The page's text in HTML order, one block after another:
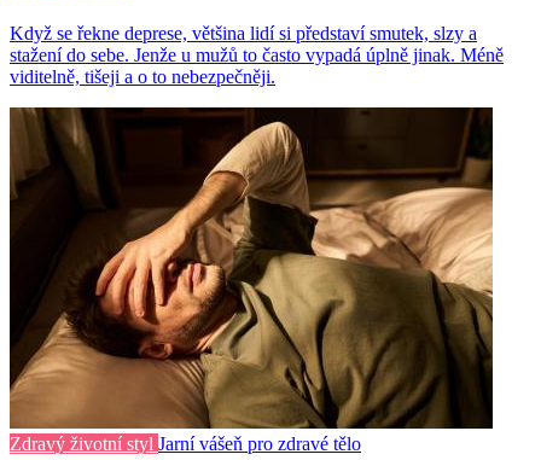
Když se řekne deprese, většina lidí si představí smutek, slzy a
stažení do sebe. Jenže u mužů to často vypadá úplně jinak. Méně
viditelně, tišeji a o to nebezpečněji.
Zdravý životní styl Jarní vášeň pro zdravé tělo